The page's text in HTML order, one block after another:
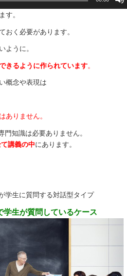
す。
おく必要があります。
ように。
きるように作られています。
概念や表現は
ありません。
知識は必要ありません。
講義の中にあります。
生に質問する対話型タイプ
生が質問しているケース